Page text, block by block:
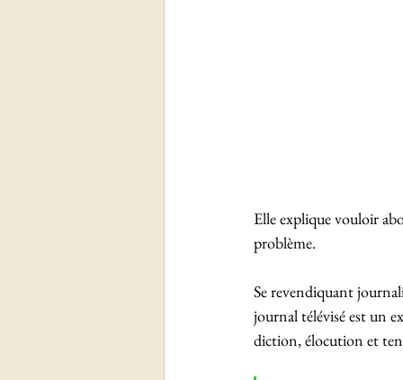
Elle explique vouloir
problème.
Se revendiquant
journal télévisé est un
diction, élocution et